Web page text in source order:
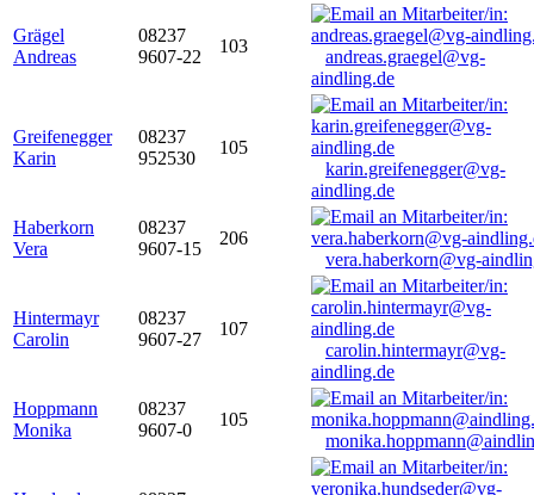
Grägel
Andreas
08237
9607-22
103
andreas.graegel@vg-
aindling.de
Greifenegger
Karin
08237
952530
105
karin.greifenegger@vg-
aindling.de
Haberkorn
Vera
08237
9607-15
206
vera.haberkorn@vg-
Hintermayr
Carolin
08237
9607-27
107
carolin.hintermayr@vg-
aindling.de
Hoppmann
Monika
08237
9607-0
105